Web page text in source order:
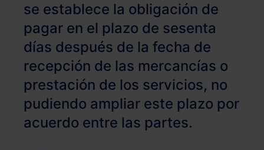
se establece la obligación de
pagar en el plazo de sesenta
días después de la fecha de
recepción de las mercancías o
prestación de los servicios, no
pudiendo ampliar este plazo por
acuerdo entre las partes.